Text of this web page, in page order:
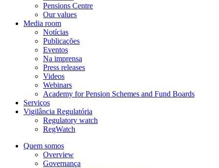
Pensions Centre
Our values
Media room
Notícias
Publicações
Eventos
Na imprensa
Press releases
Videos
Webinars
Academy for Pension Schemes and Fund Boards
Serviços
Vigilância Regulatória
Regulatory watch
RegWatch
Quem somos
Overview
Governança